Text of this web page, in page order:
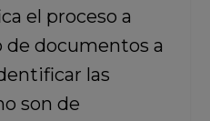
el proceso a
documentos a
las
son de